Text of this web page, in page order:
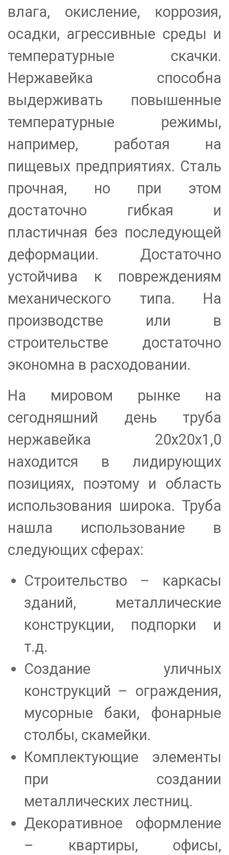
влага, окисление, коррозия,
осадки, агрессивные среды и
температурные скачки.
Нержавейка способна
выдерживать повышенные
температурные режимы,
например, работая на
пищевых предприятиях. Сталь
прочная, но при этом
достаточно гибкая и
пластичная без последующей
деформации. Достаточно
устойчива к повреждениям
механического типа. На
производстве или в
строительстве достаточно
экономна в расходовании.
На мировом рынке на
сегодняшний день труба
нержавейка 20х20х1,0
находится в лидирующих
позициях, поэтому и область
использования широка. Труба
нашла использование в
следующих сферах:
Строительство – каркасы
зданий, металлические
конструкции, подпорки и
т.д.
Создание уличных
конструкций – ограждения,
мусорные баки, фонарные
столбы, скамейки.
Комплектующие элементы
при создании
металлических лестниц.
Декоративное оформление
– квартиры, офисы,